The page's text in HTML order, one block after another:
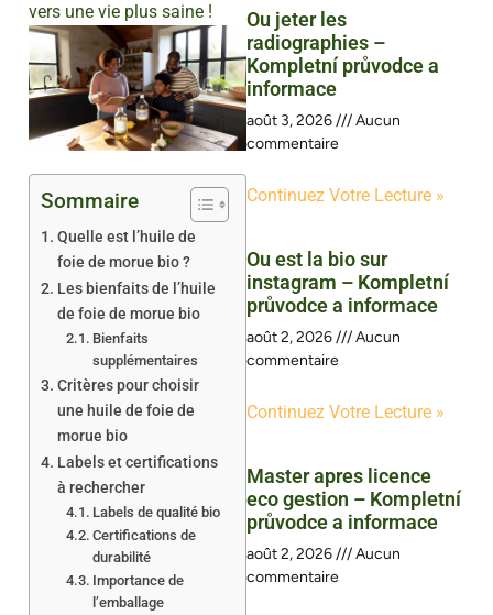
vers une vie plus saine !
Sommaire
Quelle est l’huile de
foie de morue bio ?
Les bienfaits de l’huile
de foie de morue bio
Bienfaits
supplémentaires
Critères pour choisir
une huile de foie de
morue bio
Labels et certifications
à rechercher
Labels de qualité bio
Certifications de
durabilité
Importance de
l’emballage
Ou jeter les
radiographies –
Kompletní průvodce a
informace
août 3, 2026
Aucun
commentaire
Continuez Votre Lecture »
Ou est la bio sur
instagram – Kompletní
průvodce a informace
août 2, 2026
Aucun
commentaire
Continuez Votre Lecture »
Master apres licence
eco gestion – Kompletní
průvodce a informace
août 2, 2026
Aucun
commentaire